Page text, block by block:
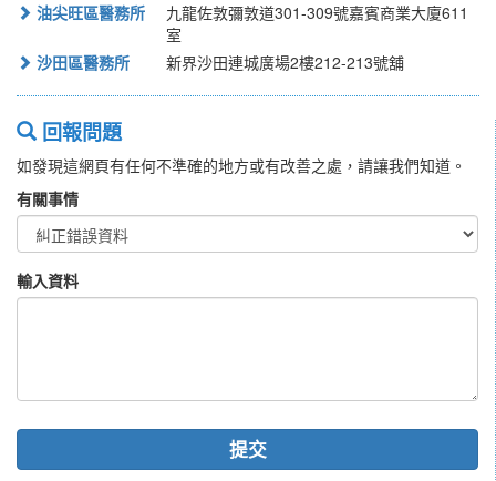
油尖旺區醫務所
九龍佐敦彌敦道301-309號嘉賓商業大廈611
室
沙田區醫務所
新界沙田連城廣場2樓212-213號舖
回報問題
如發現這網頁有任何不準確的地方或有改善之處，請讓我們知道。
有關事情
輸入資料
提交